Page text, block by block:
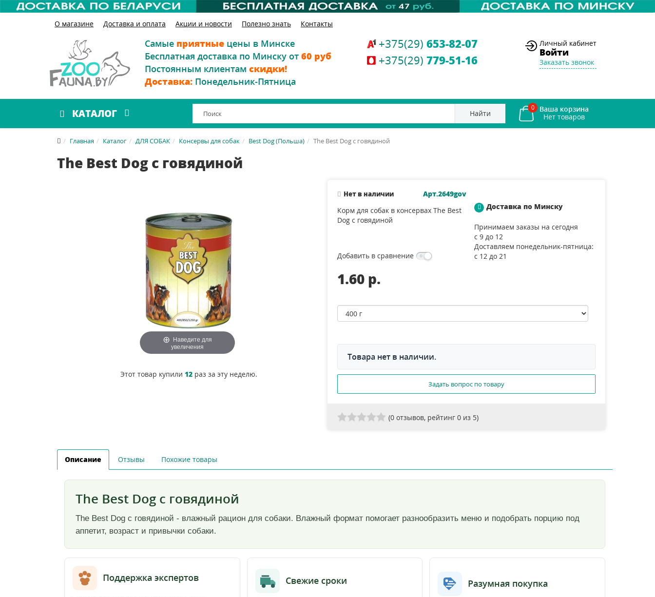
О магазине Доставка и оплата Акции и новости Полезно знать Контакты
Самые приятные цены в Минске
Бесплатная доставка по Минску от 60 руб
Постоянным клиентам скидки!
Доставка: Понедельник-Пятница
+375(29) 653-82-07
+375(29) 779-51-16
Личный кабинет
Войти
Заказать звонок
КАТАЛОГ Найти
0 Ваша корзина
Главная Каталог ДЛЯ СОБАК Консервы для собак Best Dog (Польша) The Best Dog с говядиной
The Best Dog с говядиной
Наведите для
увеличения
Этот товар купили 12раз за эту неделю.
Нет в наличии
Арт.2649gov
Корм для собак в консервах The Best
Dog с говядиной
Добавить в сравнение
1.60 p.
Доставка по Минску
Принимаем заказы на сегодня
с 9 до 12
Доставляем понедельник-пятница:
с 12 до 21
Товара нет в наличии.
Задать вопрос по товару
(0 отзывов, рейтинг 0 из 5)
Описание Отзывы Похожие товары
The Best Dog с говядиной
The Best Dog с говядиной - влажный рацион для собаки. Влажный формат помогает разнообразить меню и подобрать порцию под
аппетит, возраст и привычки собаки.
Поддержка экспертов Свежие сроки Разумная покупка